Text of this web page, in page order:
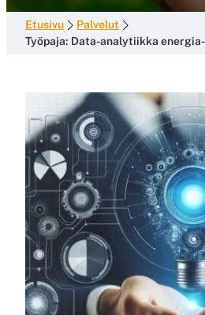
Etusivu
Palvelut
Työpaja: Data-analytiikka